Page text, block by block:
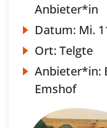
Anbieter*in
Datum: Mi.
Ort: Telgte
Anbieter*in:
Emshof